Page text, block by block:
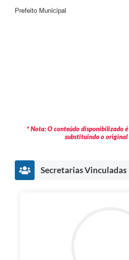
Prefeito Municipal
* Nota: O conteúdo disponibilizado
substituindo o
Secretarias Vinculadas